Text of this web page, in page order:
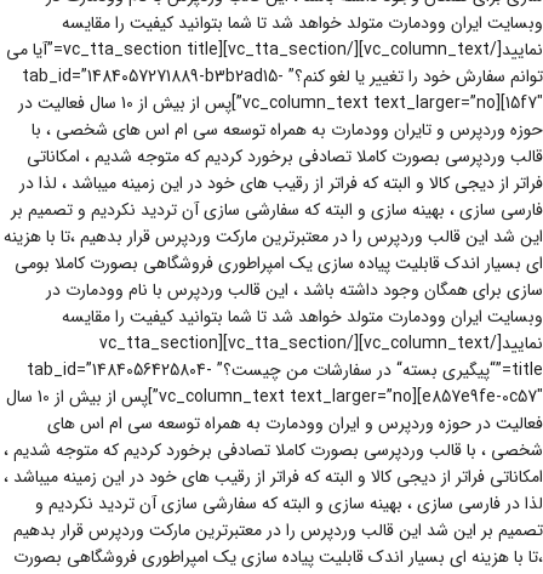
وبسایت ایران وودمارت متولد خواهد شد تا شما بتوانید کیفیت را مقایسه
نمایید[/vc_column_text][/vc_tta_section][vc_tta_section title=”آیا می
توانم سفارش خود را تغییر یا لغو کنم؟” tab_id=”1484057271889-b3b2ad15-
15f7″][vc_column_text text_larger=”no”]پس از بیش از 10 سال فعالیت در
حوزه وردپرس و تایران وودمارت به همراه توسعه سی ام اس های شخصی ، با
قالب وردپرسی بصورت کاملا تصادفی برخورد کردیم که متوجه شدیم ، امکاناتی
فراتر از دیجی کالا و البته که فراتر از رقیب های خود در این زمینه میباشد ، لذا در
فارسی سازی ، بهینه سازی و البته که سفارشی سازی آن تردید نکردیم و تصمیم بر
این شد این قالب وردپرس را در معتبرترین مارکت وردپرس قرار بدهیم ،تا با هزینه
ای بسیار اندک قابلیت پیاده سازی یک امپراطوری فروشگاهی بصورت کاملا بومی
سازی برای همگان وجود داشته باشد ، این قالب وردپرس با نام وودمارت در
وبسایت ایران وودمارت متولد خواهد شد تا شما بتوانید کیفیت را مقایسه
نمایید[/vc_column_text][/vc_tta_section][vc_tta_section
title=”“پیگیری بسته“ در سفارشات من چیست؟” tab_id=”1484056425804-
e857e9fe-0c57″][vc_column_text text_larger=”no”]پس از بیش از 10 سال
فعالیت در حوزه وردپرس و ایران وودمارت به همراه توسعه سی ام اس های
شخصی ، با قالب وردپرسی بصورت کاملا تصادفی برخورد کردیم که متوجه شدیم ،
امکاناتی فراتر از دیجی کالا و البته که فراتر از رقیب های خود در این زمینه میباشد ،
لذا در فارسی سازی ، بهینه سازی و البته که سفارشی سازی آن تردید نکردیم و
تصمیم بر این شد این قالب وردپرس را در معتبرترین مارکت وردپرس قرار بدهیم
،تا با هزینه ای بسیار اندک قابلیت پیاده سازی یک امپراطوری فروشگاهی بصورت